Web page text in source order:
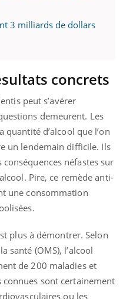
3 milliards de dollars
concrets
peut s’avérer
demeurent. Les
quantité d’alcool que l’on
un lendemain difficile. Ils
néfastes sur
Pire, ce remède anti-
une consommation
plus à démontrer. Selon
santé (OMS), l’alcool
de 200 maladies et
sont certainement
ou les